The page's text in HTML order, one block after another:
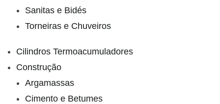
Sanitas e Bidés
Torneiras e Chuveiros
Cilindros Termoacumuladores
Construção
Argamassas
Cimento e Betumes